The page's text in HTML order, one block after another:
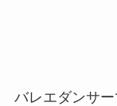
バレエダンサ